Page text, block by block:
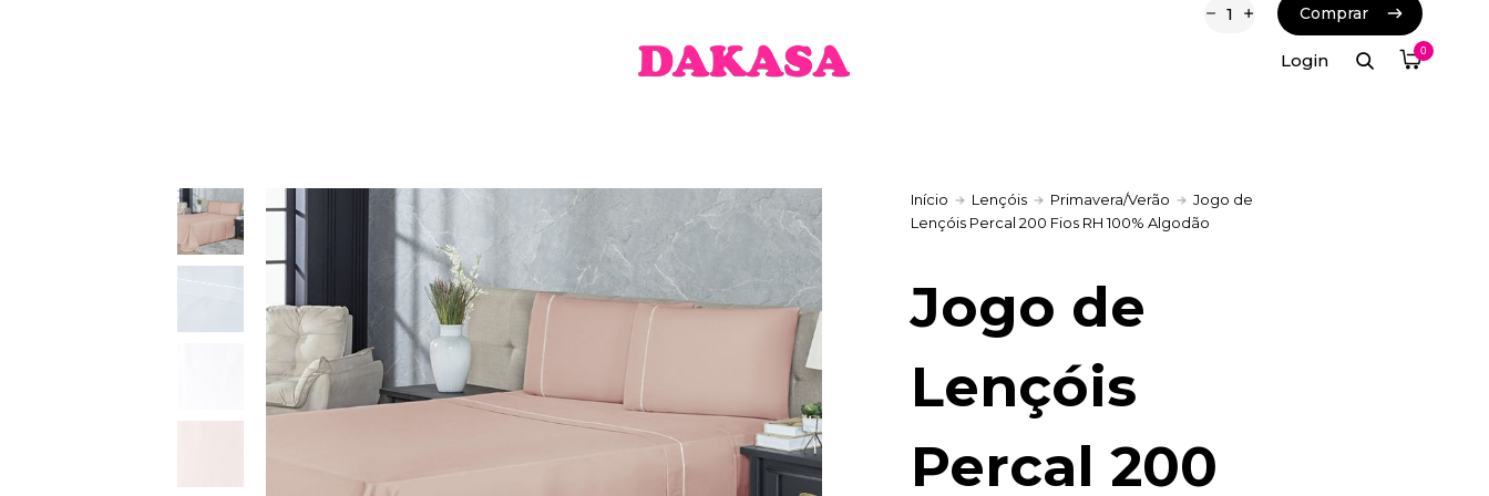
Login 0
Início Lençóis Primavera/Verão
Jogo de
Lençóis Percal 200 Fios RH 100% Algodão
Jogo de
Lençóis
Percal 200
37,50 €
Comprar
Comprar